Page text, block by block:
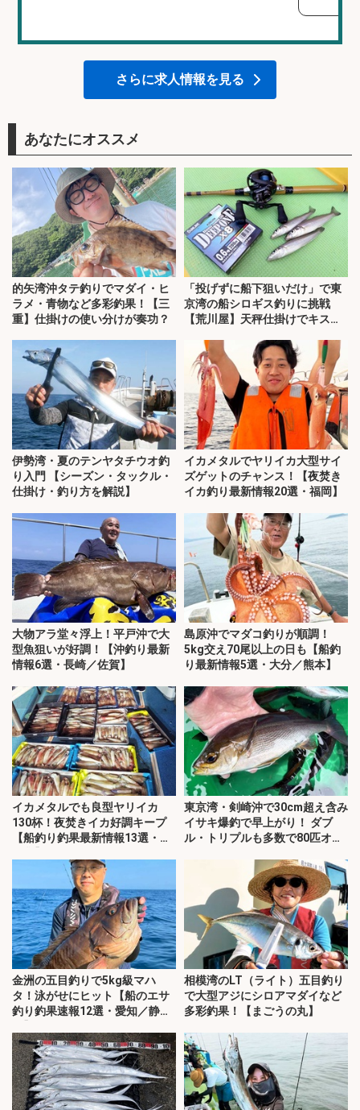
さらに求人情報を見る
あなたにオススメ
的矢湾沖タテ釣りでマダイ・ヒ
ラメ・青物など多彩釣果！【三
重】仕掛けの使い分けが奏功？
「投げずに船下狙いだけ」で東
京湾の船シロギス釣りに挑戦
【荒川屋】天秤仕掛けでキス約
伊勢湾・夏のテンヤタチウオ釣
り入門 【シーズン・タックル・
仕掛け・釣り方を解説】
イカメタルでヤリイカ大型サイ
ズゲットのチャンス！【夜焚き
イカ釣り最新情報20選・福岡】
大物アラ堂々浮上！平戸沖で大
型魚狙いが好調！【沖釣り最新
情報6選・長崎／佐賀】
島原沖でマダコ釣りが順調！
5kg交え70尾以上の日も【船釣
り最新情報5選・大分／熊本】
イカメタルでも良型ヤリイカ
130杯！夜焚きイカ好調キープ
【船釣り釣果最新情報13選・玄
東京湾・剣崎沖で30cm超え含み
イサキ爆釣で早上がり！ ダブ
ル・トリプルも多数で80匹オー
金洲の五目釣りで5kg級マハ
タ！泳がせにヒット【船のエサ
釣り釣果速報12選・愛知／静
相模湾のLT（ライト）五目釣り
で大型アジにシロアマダイなど
多彩釣果！【まごうの丸】